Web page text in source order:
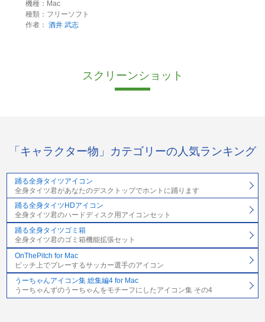
機種：Mac
種類：フリーソフト
作者： 酒井 武志
スクリーンショット
「キャラクター物」カテゴリーの人気ランキング
踊る全身タイツアイコン
全身タイツ君があなたのデスクトップでホントに踊ります
踊る全身タイツHDアイコン
全身タイツ君のハードディスク用アイコンセット
踊る全身タイツゴミ箱
全身タイツ君のゴミ箱機能拡張セット
OnThePitch for Mac
ピッチ上でプレーするサッカー選手のアイコン
うーちゃんアイコン集 総集編4 for Mac
うーちゃんずのうーちゃんをモチーフにしたアイコン集 その4